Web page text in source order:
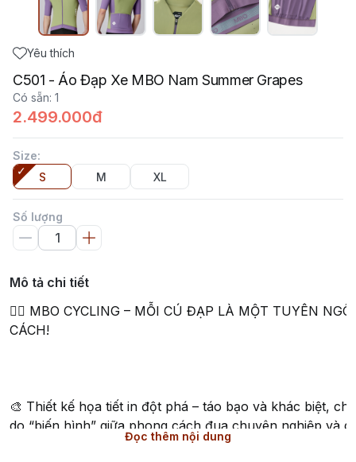
Yêu thích
C501 - Áo Đạp Xe MBO Nam Summer Grapes
Có sẵn: 1
2.499.000đ
Size:
S
M XL
Số lượng
Mô tả chi tiết
🚴‍♂️ MBO CYCLING – MỖI CÚ ĐẠP LÀ MỘT TUYÊN
CÁCH!
🎨 Thiết kế họa tiết in đột phá – táo bạo và khác biệt,
do “biến hình” giữa phong cách đua chuyên nghiệp và
Đọc thêm nội dung